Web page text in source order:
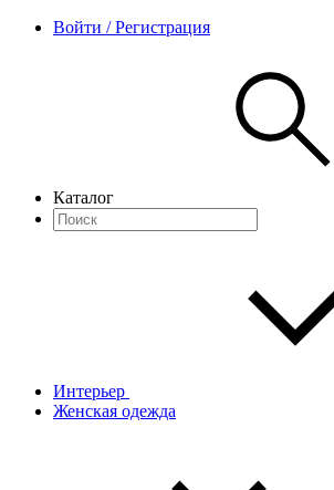
Войти / Регистрация
Каталог
Интерьер
Женская одежда